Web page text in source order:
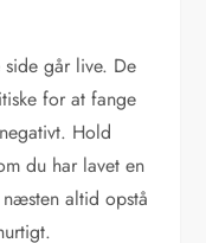
går live. De
for at fange
Hold
du har lavet en
altid opstå